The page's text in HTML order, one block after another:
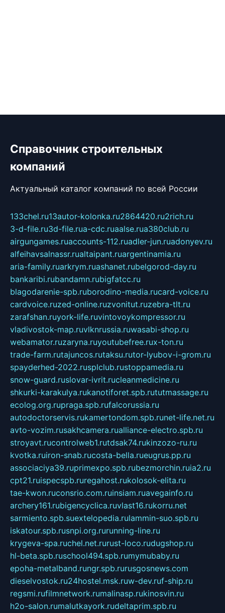
Справочник строительных
компаний
Актуальный каталог компаний по всей России
133chel.ru13autor-kolonka.ru2864420.ru2rich.ru
3-d-file.ru3d-file.rua-cdc.ruaalse.rua380club.ru
airgungames.ruaccounts-112.ruadler-jun.ruadonyev.ru
alfeihavsalnassr.rualtaipant.ruargentinamia.ru
aria-family.ruarkrym.ruashanet.rubelgorod-day.ru
bankaribi.rubandamn.rubigfatcc.ru
blagodarenie-spb.ruborodino-media.rucard-voice.ru
cardvoice.ruzed-online.ruzvonitut.ruzebra-tlt.ru
zarafshan.ruyork-life.ruvintovoykompressor.ru
vladivostok-map.ruvlknrussia.ruwasabi-shop.ru
webamator.ruzaryna.ruyoutubefree.rux-ton.ru
trade-farm.rutajuncos.rutaksu.rutor-lyubov-i-grom.ru
spayderhed-2022.rusplclub.rustoppamedia.ru
snow-guard.ruslovar-ivrit.rucleanmedicine.ru
shkurki-karakulya.rukanotiforet.spb.rututmassage.ru
ecolog.org.rupraga.spb.rufalcorussia.ru
autodoctorservis.rukamertondom.spb.runet-life.net.ru
avto-vozim.rusakhcamera.rualliance-electro.spb.ru
stroyavt.rucontrolweb1.rutdsak74.rukinzozo-ru.ru
kvotka.ruiron-snab.rucosta-bella.rueugrus.pp.ru
associaciya39.ruprimexpo.spb.rubezmorchin.ruia2.ru
cpt21.ruispecspb.ruregahost.rukolosok-elita.ru
tae-kwon.ruconsrio.com.ruinsiam.ruavegainfo.ru
archery161.rubigencyclica.ruvlast16.rukorru.net
sarmiento.spb.suextelopedia.rulammin-suo.spb.ru
iskatour.spb.rusnpi.org.rurunning-line.ru
krygeva-spa.ruchel.net.rurust-loco.rudugshop.ru
hl-beta.spb.ruschool494.spb.rumymubaby.ru
epoha-metalband.rungr.spb.rurusgosnews.com
dieselvostok.ru24hostel.msk.ruw-dev.ruf-ship.ru
regsmi.rufilmnetwork.rumalinasp.rukinosvin.ru
h2o-salon.rumalutkayork.rudeltaprim.spb.ru